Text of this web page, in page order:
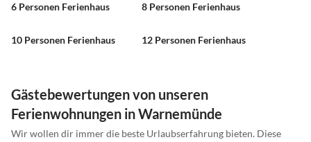
6 Personen Ferienhaus 8 Personen Ferienhaus
10 Personen Ferienhaus 12 Personen Ferienhaus
Gästebewertungen von unseren
Ferienwohnungen in Warnemünde
Wir wollen dir immer die beste Urlaubserfahrung bieten. Diese